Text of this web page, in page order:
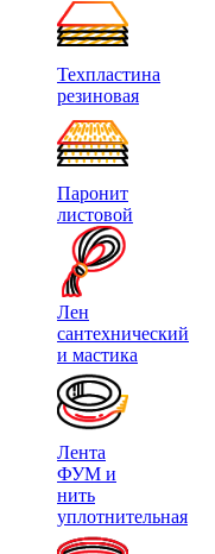
Техпластина
резиновая
Паронит
листовой
Лен
сантехнический
и мастика
Лента
ФУМ и
нить
уплотнительная